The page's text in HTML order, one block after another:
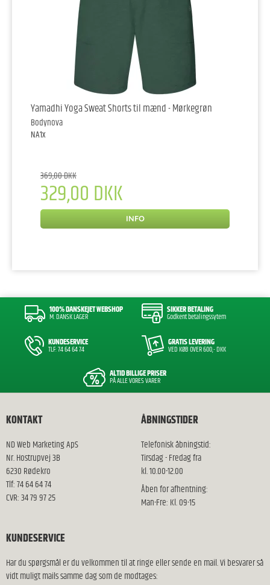
Yamadhi Yoga Sweat Shorts til mænd - Mørkegrøn
Bodynova
NA1x
369,00 DKK
329,00 DKK
INFO
100% DANSKEJET WEBSHOP
M. DANSK LAGER
SIKKER BETALING
Godkent betalingssytem
KUNDESERVICE
TLF: 74 64 64 74
GRATIS LEVERING
VED KØB OVER 600,- DKK
ALTID BILLIGE PRISER
PÅ ALLE VORES VARER
KONTAKT
ND Web Marketing ApS
Nr. Hostrupvej 3B
6230 Rødekro
Tlf: 74 64 64 74
CVR: 34 79 97 25
ÅBNINGSTIDER
Telefonisk åbningstid:
Tirsdag - Fredag fra
kl. 10.00-12.00
Åben for afhentning:
Man-Fre: Kl. 09-15
KUNDESERVICE
Har du spørgsmål er du velkommen til at ringe eller sende en mail. Vi besvarer så
vidt muligt mails samme dag som de modtages: